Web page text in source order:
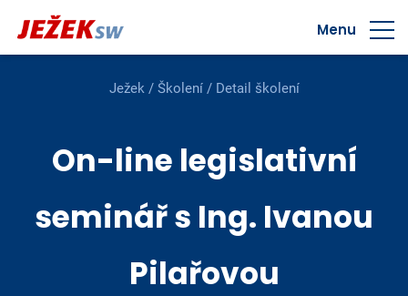
Menu
Ježek/ Školení/ Detail školení
On-line legislativní
seminář s Ing. Ivanou
Pilařovou